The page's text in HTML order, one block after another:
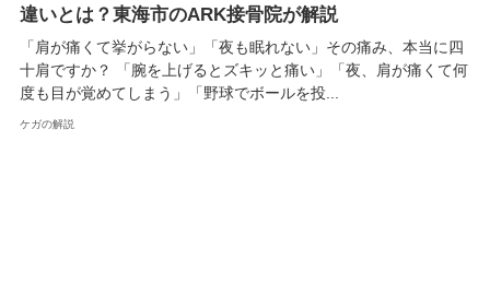
違いとは？東海市のARK接骨院が解説
「肩が痛くて挙がらない」「夜も眠れない」その痛み、本当に四
十肩ですか？ 「腕を上げるとズキッと痛い」「夜、肩が痛くて何
度も目が覚めてしまう」「野球でボールを投...
ケガの解説